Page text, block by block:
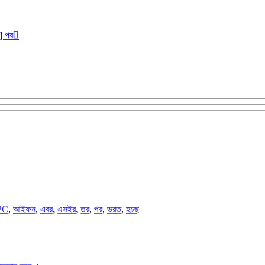
পব
, আইফন, এবর, এসইর,তর, পর, ভরত, হচছ